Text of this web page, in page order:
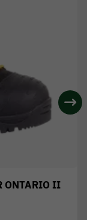
ONTARIO II